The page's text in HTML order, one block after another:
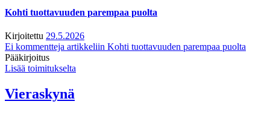
Kohti tuottavuuden parempaa puolta
Kirjoitettu 29.5.2026
Ei kommentteja artikkeliin Kohti tuottavuuden parempaa puolta
Pääkirjoitus
Lisää toimitukselta
Vieraskynä